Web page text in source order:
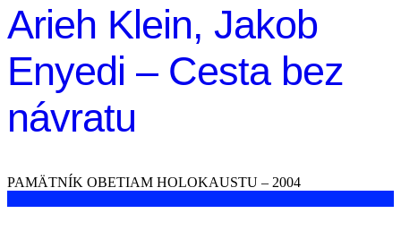
Arieh Klein, Jakob
Enyedi – Cesta bez
návratu
PAMÄTNÍK OBETIAM HOLOKAUSTU – 2004